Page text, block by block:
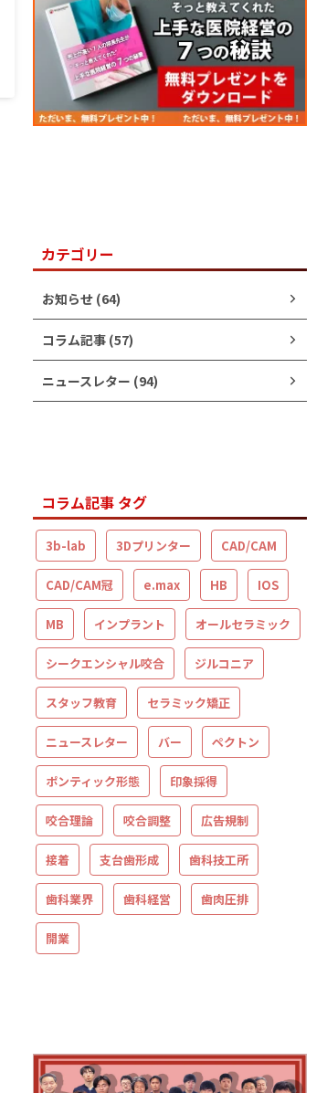
カテゴリー
お知らせ (64)
コラム記事 (57)
ニュースレター (94)
コラム記事 タグ
3b-lab 3Dプリンター CAD/CAM
CAD/CAM冠 e.max HB IOS
MB インプラント オールセラミック
シークエンシャル咬合 ジルコニア
スタッフ教育 セラミック矯正
ニュースレター バー ペクトン
ポンティック形態 印象採得
咬合理論 咬合調整 広告規制
接着 支台歯形成 歯科技工所
歯科業界 歯科経営 歯肉圧排
開業